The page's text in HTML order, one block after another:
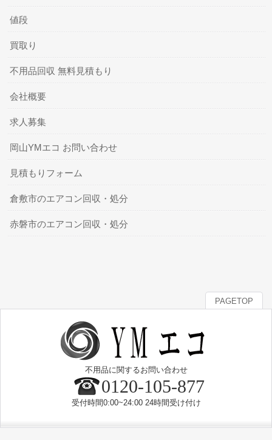
値段
買取り
不用品回収 無料見積もり
会社概要
求人募集
岡山YMエコ お問い合わせ
見積もりフォーム
倉敷市のエアコン回収・処分
赤磐市のエアコン回収・処分
PAGETOP
不用品に関するお問い合わせ
0120-105-877
受付時間0:00~24:00 24時間受け付け